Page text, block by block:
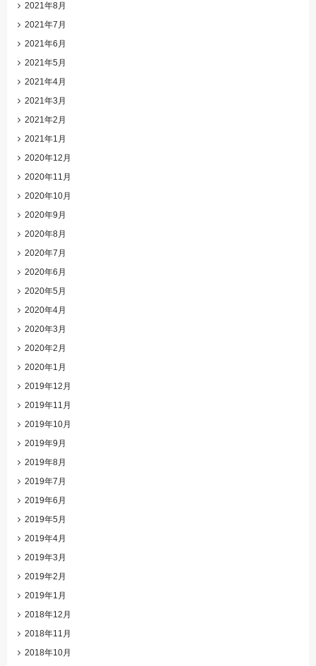
2021年8月
2021年7月
2021年6月
2021年5月
2021年4月
2021年3月
2021年2月
2021年1月
2020年12月
2020年11月
2020年10月
2020年9月
2020年8月
2020年7月
2020年6月
2020年5月
2020年4月
2020年3月
2020年2月
2020年1月
2019年12月
2019年11月
2019年10月
2019年9月
2019年8月
2019年7月
2019年6月
2019年5月
2019年4月
2019年3月
2019年2月
2019年1月
2018年12月
2018年11月
2018年10月